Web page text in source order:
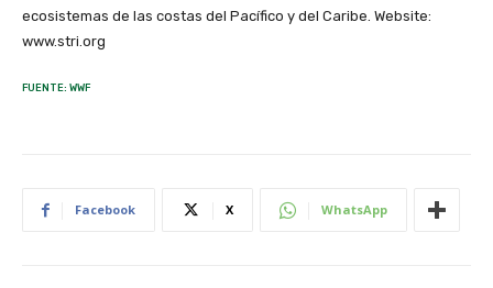
ecosistemas de las costas del Pacífico y del Caribe. Website:
www.stri.org
FUENTE: WWF
Facebook X WhatsApp